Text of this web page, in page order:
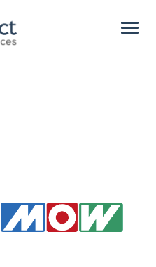
Toggle